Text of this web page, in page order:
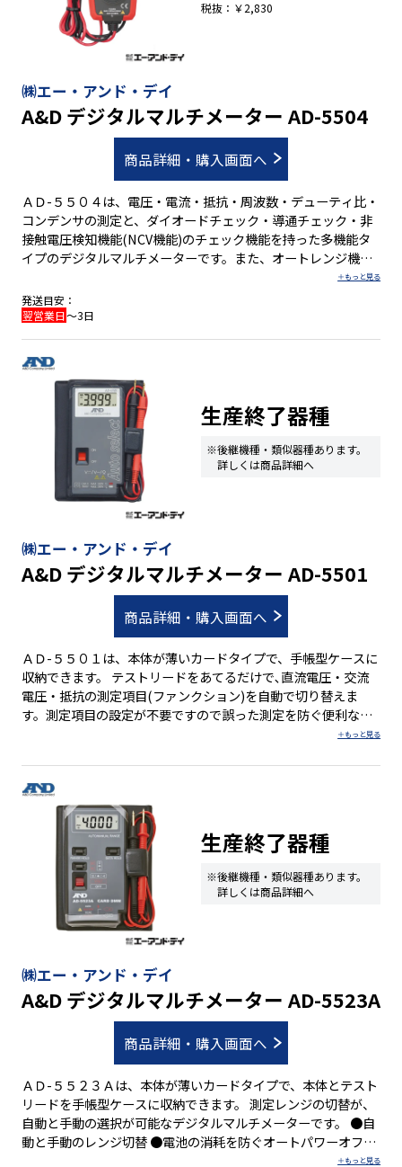
㈱エー・アンド・デイ
A&D デジタルマルチメーター AD-5504
商品詳細・購入画面へ
ＡＤ-５５０４は、電圧・電流・抵抗・周波数・デューティ比・
コンデンサの測定と、ダイオードチェック・導通チェック・非
接触電圧検知機能(NCV機能)のチェック機能を持った多機能タ
イプのデジタルマルチメーターです。また、オートレンジ機
能・表示ホールド機能・スリープ機能・バックライト機能も搭
載しています。 ●オートレンジ切り替え機能 ●電池の消耗を防
ぐスリープ機能 ●様々な測定項目やチェック機能 ●表示ホール
発送目安：
翌営業日～3日
税抜：￥2,830
㈱エー・アンド・デイ
A&D デジタルマルチメーター AD-5501
商品詳細・購入画面へ
ＡＤ-５５０１は、本体が薄いカードタイプで、手帳型ケースに
収納できます。 テストリードをあてるだけで､直流電圧・交流
電圧・抵抗の測定項目(ファンクション)を自動で切り替えま
す。測定項目の設定が不要ですので誤った測定を防ぐ便利なデ
手帳型収納ケースを付属
生産終了器種
※後継機種・類似器種あります。
詳しくは商品詳細へ
㈱エー・アンド・デイ
A&D デジタルマルチメーター AD-5523A
商品詳細・購入画面へ
ＡＤ-５５２３Ａは、本体が薄いカードタイプで、本体とテスト
リードを手帳型ケースに収納できます。 測定レンジの切替が、
自動と手動の選択が可能なデジタルマルチメーターです。 ●自
動と手動のレンジ切替 ●電池の消耗を防ぐオートパワーオフ機
生産終了器種
※後継機種・類似器種あります。
詳しくは商品詳細へ